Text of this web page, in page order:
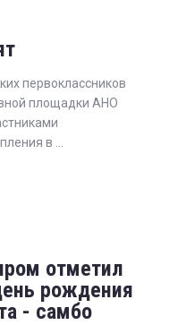
первоклассников
площадки АНО
в ...
отметил
рождения
- самбо